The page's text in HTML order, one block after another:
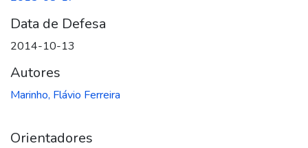
Data de Defesa
2014-10-13
Autores
Marinho, Flávio Ferreira
Orientadores